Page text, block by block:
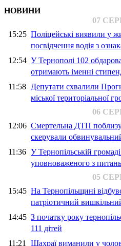
НОВИНИ
07
15:25 Поліцейські виявили у
посвідчення водія з
12:54 У Тернополі 102
отримають іменні
11:58 Депутати схвалили
міської територіальної
06
12:06 Смертельна ДТП поблизу
скерували
11:36 У Тернопільській
уповноваженого з питань
05
15:45 На Тернопільщині
патріотичний
14:45 З початку року
111 дітей
11:21 Шахраї виманили у